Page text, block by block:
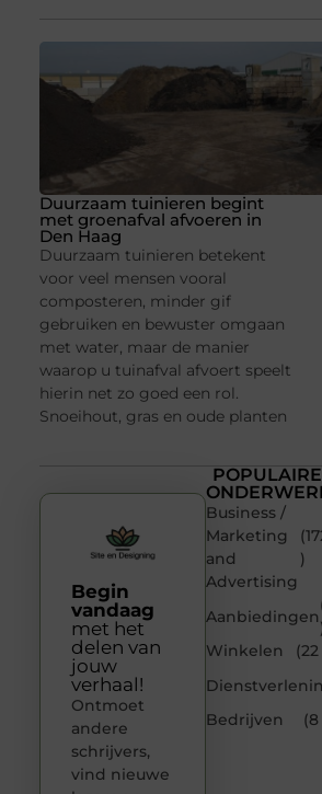
Duurzaam tuinieren begint
met groenafval afvoeren in
Den Haag
Duurzaam tuinieren betekent
voor veel mensen vooral
composteren, minder gif
gebruiken en bewuster omgaan
met water, maar de manier
waarop u tuinafval afvoert speelt
hierin net zo goed een rol.
Snoeihout, gras en oude planten
POPULAIRE
Business /
Marketing
and
Advertising
)
Aanbiedingen
)
Winkelen
Bedrijven
Begin
vandaag
met het
delen van
jouw
verhaal!
Ontmoet
andere
schrijvers,
vind nieuwe